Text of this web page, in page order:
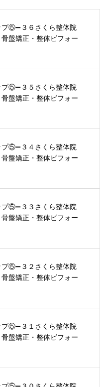
プ⑤➖３６さくら整体院
骨盤矯正・整体ビフォー
プ⑤➖３５さくら整体院
骨盤矯正・整体ビフォー
プ⑤➖３４さくら整体院
骨盤矯正・整体ビフォー
プ⑤➖３３さくら整体院
骨盤矯正・整体ビフォー
プ⑤➖３２さくら整体院
骨盤矯正・整体ビフォー
プ⑤➖３１さくら整体院
骨盤矯正・整体ビフォー